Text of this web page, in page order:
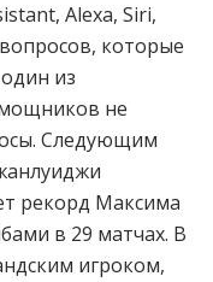
Alexa, Siri,
которые
из
не
Следующим
рекорд Максима
в 29 матчах. В
игроком,